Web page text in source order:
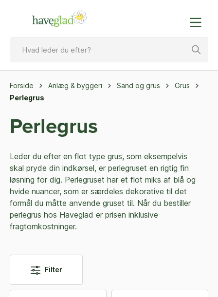
Forside Anlæg & byggeri Sand og grus
Grus
Perlegrus
Perlegrus
Leder du efter en flot type grus, som eksempelvis
skal pryde din indkørsel, er perlegruset en rigtig fin
løsning for dig. Perlegruset har et flot miks af blå og
hvide nuancer, som er særdeles dekorative til det
formål du måtte anvende gruset til. Når du bestiller
perlegrus hos Haveglad er prisen inklusive
fragtomkostninger.
Filter